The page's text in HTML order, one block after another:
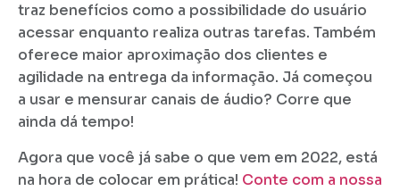
traz benefícios como a possibilidade do usuário
acessar enquanto realiza outras tarefas. Também
oferece maior aproximação dos clientes e
agilidade na entrega da informação. Já começou
a usar e mensurar canais de áudio? Corre que
ainda dá tempo!
Agora que você já sabe o que vem em 2022, está
na hora de colocar em prática! Conte com a nossa